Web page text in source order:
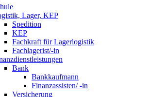
Lager, KEP
Spedition
KEP
Fachkraft für Lagerlogistik
Fachlagerist/-in
Bank
Bankkaufmann
Finanzassisten/ -in
Versicherung